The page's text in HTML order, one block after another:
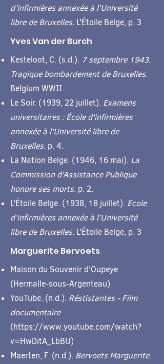
d’infirmières annexée à l’Université
libre de Bruxelles. L'Étoile Belge, p. 3
Yves Van der Burch
Kesteloot, C. (s.d.). 7 septembre 1943.
Tragique bombardement de Bruxelles.
Belgium WWII.
Le Soir. (1939, 22 juillet). Examens
universitaires : École d'infirmières
annexée à l'Université libre de
Bruxelles. p. 4.
La Nation Belge. (1946, 16 mai). La
Commission d'Assistance Publique
honore ses morts. p. 2.
L'Étoile Belge. (1938, 18 juillet). Ecole
d’infirmières annexée à l’Université
libre de Bruxelles. L'Étoile Belge, p. 3
Marguerite Bervoets
Maison du Souvenir d'Oupeye
(Hermalle-sous-Argenteau)
YouTube. (n.d.). Réstistantes - Film
documentaire
(https://www.youtube.com/watch?
v=HwDitA_LbBU)
Maerten, F. (n.d.). Bervoets Marguerite.